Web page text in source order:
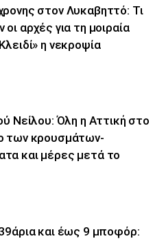
στον Λυκαβηττό: Τι
οι αρχές για τη μοιραία
η νεκροψία
Νείλου: Όλη η Αττική στο
των κρουσμάτων-
και μέρες μετά το
και έως 9 μποφόρ: